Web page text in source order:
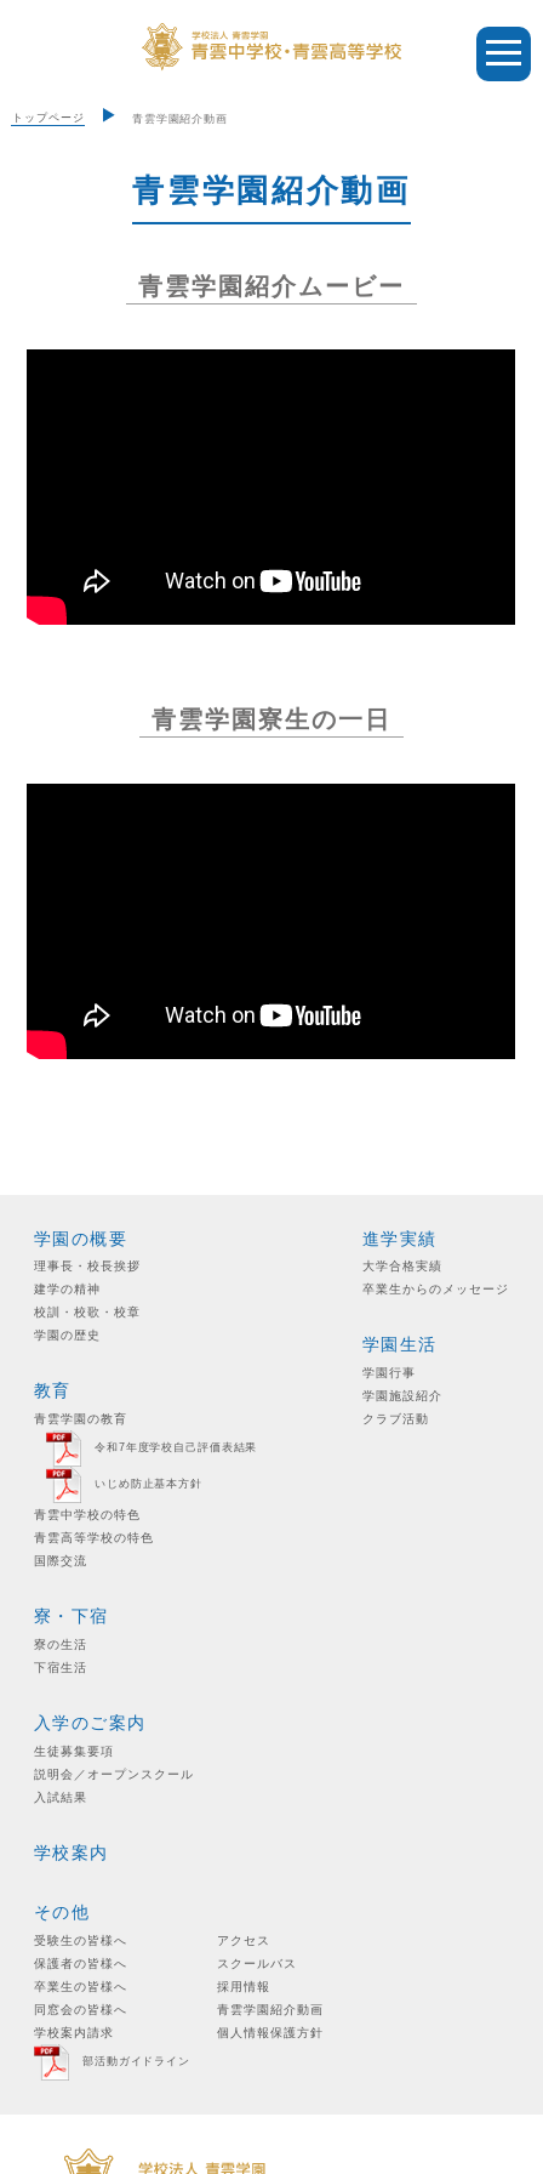
トップページ 青雲学園紹介動画
青雲学園紹介動画
青雲学園紹介ムービー
青雲学園寮生の一日
学園の概要
理事長・校長挨拶
建学の精神
校訓・校歌・校章
学園の歴史
教育
青雲学園の教育
令和7年度学校自己評価表結果
いじめ防止基本方針
青雲中学校の特色
青雲高等学校の特色
国際交流
進学実績
大学合格実績
卒業生からのメッセージ
学園生活
学園行事
学園施設紹介
クラブ活動
寮・下宿
寮の生活
下宿生活
入学のご案内
生徒募集要項
説明会／オープンスクール
入試結果
学校案内
その他
受験生の皆様へ
保護者の皆様へ
卒業生の皆様へ
同窓会の皆様へ
学校案内請求
アクセス
スクールバス
採用情報
青雲学園紹介動画
個人情報保護方針
部活動ガイドライン